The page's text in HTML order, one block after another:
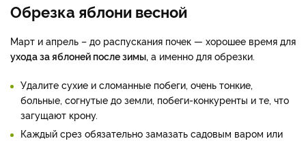
Обрезка яблони весной
Март и апрель – до распускания почек — хорошее время для
ухода за яблоней после зимы, а именно для обрезки.
Удалите сухие и сломанные побеги, очень тонкие,
больные, согнутые до земли, побеги-конкуренты и те, что
загущают крону.
Каждый срез обязательно замазать садовым варом или